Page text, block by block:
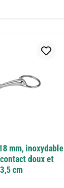
mm, inoxydable
doux et
cm